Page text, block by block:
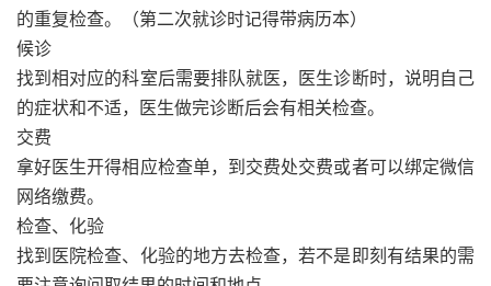
的重复检查。（第二次就诊时记得带病历本）
候诊
找到相对应的科室后需要排队就医，医生诊断时，说明自己
的症状和不适，医生做完诊断后会有相关检查。
交费
拿好医生开得相应检查单，到交费处交费或者可以绑定微信
网络缴费。
检查、化验
找到医院检查、化验的地方去检查，若不是即刻有结果的需